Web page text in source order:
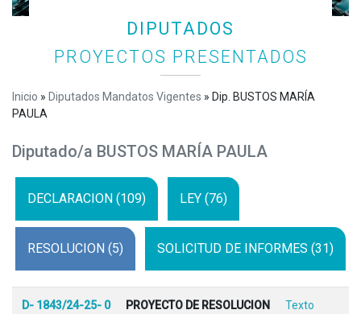
DIPUTADOS
PROYECTOS PRESENTADOS
Inicio » Diputados Mandatos Vigentes » Dip. BUSTOS MARÍA
PAULA
Diputado/a BUSTOS MARÍA PAULA
DECLARACION (109) LEY (76)
RESOLUCION (5) SOLICITUD DE INFORMES (31)
D- 1843/24-25- 0 PROYECTO DE RESOLUCION
Texto